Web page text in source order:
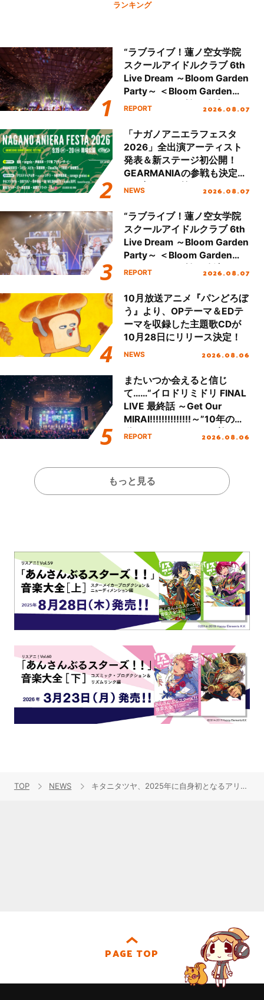
ランキング
“ラブライブ！蓮ノ空女学院
スクールアイドルクラブ 6th
Live Dream ～Bloom Garden
Party～ ＜Bloom Garden
Party Stage／埼玉公演＞”
REPORT 2026.08.07
「ナガノアニエラフェスタ
2026」全出演アーティスト
発表＆新ステージ初公開！
GEARMANIAの参戦も決定
し、初となる第3ステージの
NEWS 2026.08.07
“ラブライブ！蓮ノ空女学院
スクールアイドルクラブ 6th
Live Dream ～Bloom Garden
Party～ ＜Bloom Garden
Party Stage／埼玉公演＞”
REPORT 2026.08.07
10月放送アニメ『パンどろぼ
う』より、OPテーマ＆EDテ
ーマを収録した主題歌CDが
10月28日にリリース決定！
NEWS 2026.08.06
またいつか会えると信じ
て……“イロドリミドリ FINAL
LIVE 最終話 ～Get Our
MIRAI!!!!!!!!!!!!!!～”10年の活
動を経てファイナルを迎える
REPORT 2026.08.06
もっと見る
TOP NEWS キタニタツヤ、2025年に自身初となるアリーナツアー開催を発表！
PAGE TOP